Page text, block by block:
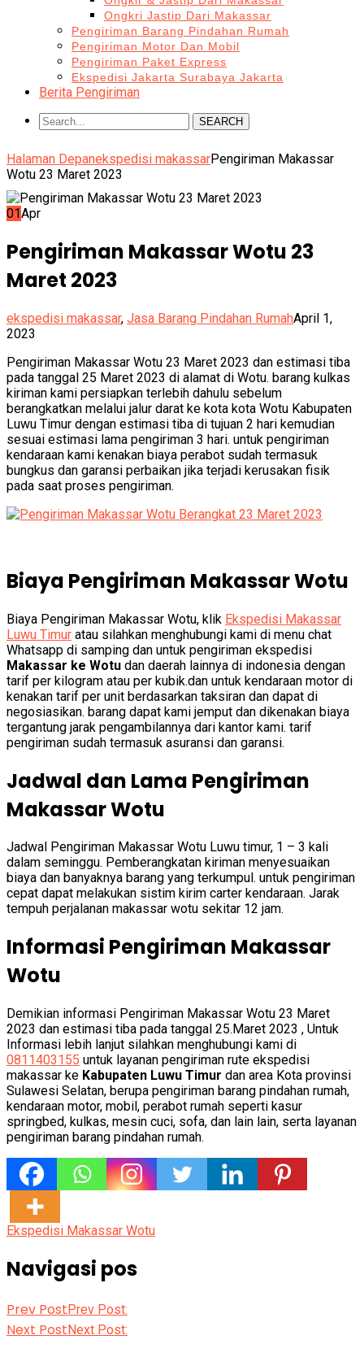
Ongkri Jastip Dari Makassar
Pengiriman Barang Pindahan Rumah
Pengiriman Motor Dan Mobil
Pengiriman Paket Express
Ekspedisi Jakarta Surabaya Jakarta
Berita Pengiriman
SEARCH
Halaman Depanekspedisi makassarPengiriman Makassar
Wotu 23 Maret 2023
01Apr
Pengiriman Makassar Wotu 23
Maret 2023
ekspedisi makassar, Jasa Barang Pindahan RumahApril 1,
2023
Pengiriman Makassar Wotu 23 Maret 2023 dan estimasi tiba
pada tanggal 25 Maret 2023 di alamat di Wotu. barang kulkas
kiriman kami persiapkan terlebih dahulu sebelum
berangkatkan melalui jalur darat ke kota kota Wotu Kabupaten
Luwu Timur dengan estimasi tiba di tujuan 2 hari kemudian
sesuai estimasi lama pengiriman 3 hari. untuk pengiriman
kendaraan kami kenakan biaya perabot sudah termasuk
bungkus dan garansi perbaikan jika terjadi kerusakan fisik
pada saat proses pengiriman.
Biaya Pengiriman Makassar Wotu
Biaya Pengiriman Makassar Wotu, klik Ekspedisi Makassar
Luwu Timur atau silahkan menghubungi kami di menu chat
Whatsapp di samping dan untuk pengiriman ekspedisi
Makassar ke Wotu dan daerah lainnya di indonesia dengan
tarif per kilogram atau per kubik.dan untuk kendaraan motor di
kenakan tarif per unit berdasarkan taksiran dan dapat di
negosiasikan. barang dapat kami jemput dan dikenakan biaya
tergantung jarak pengambilannya dari kantor kami. tarif
pengiriman sudah termasuk asuransi dan garansi.
Jadwal dan Lama Pengiriman
Makassar Wotu
Jadwal Pengiriman Makassar Wotu Luwu timur, 1 – 3 kali
dalam seminggu. Pemberangkatan kiriman menyesuaikan
biaya dan banyaknya barang yang terkumpul. untuk pengiriman
cepat dapat melakukan sistim kirim carter kendaraan. Jarak
tempuh perjalanan makassar wotu sekitar 12 jam.
Informasi Pengiriman Makassar
Wotu
Demikian informasi Pengiriman Makassar Wotu 23 Maret
2023 dan estimasi tiba pada tanggal 25.Maret 2023 , Untuk
Informasi lebih lanjut silahkan menghubungi kami di
0811403155 untuk layanan pengiriman rute ekspedisi
makassar ke Kabupaten Luwu Timur dan area Kota provinsi
Sulawesi Selatan, berupa pengiriman barang pindahan rumah,
kendaraan motor, mobil, perabot rumah seperti kasur
springbed, kulkas, mesin cuci, sofa, dan lain lain, serta layanan
pengiriman barang pindahan rumah.
Ekspedisi Makassar Wotu
Navigasi pos
Prev PostPrev Post:
Next PostNext Post: